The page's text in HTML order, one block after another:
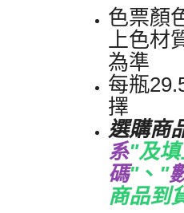
色票顏
上色材
為準
每瓶
擇
選購商
系"及
碼"、 "
商品到